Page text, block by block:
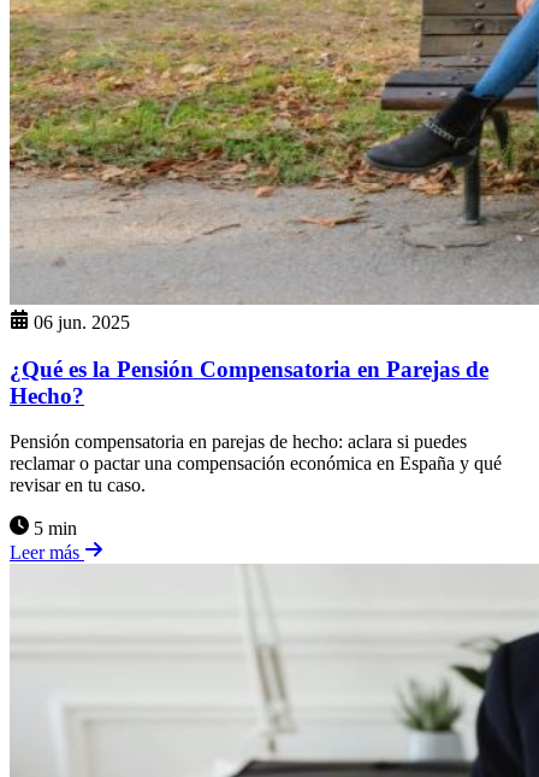
06 jun. 2025
¿Qué es la Pensión Compensatoria en Parejas de
Hecho?
Pensión compensatoria en parejas de hecho: aclara si puedes
reclamar o pactar una compensación económica en España y qué
revisar en tu caso.
5 min
Leer más